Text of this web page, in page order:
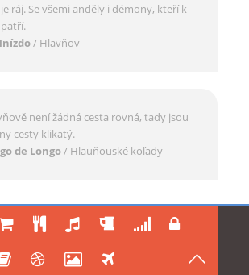
ráj. Se všemi anděly i démony, kteří k
/ Hlavňov
není žádná cesta rovná, tady jsou
cesty klikatý.
de Longo/ Hlauňouské koľady